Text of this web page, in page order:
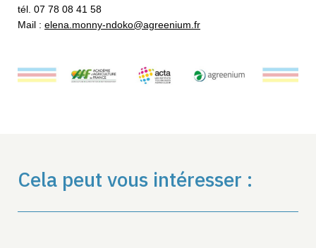
tél. 07 78 08 41 58
Mail : elena.monny-ndoko@agreenium.fr
Cela peut vous intéresser :